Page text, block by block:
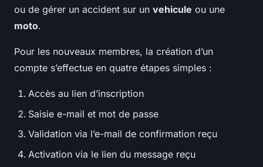
ou de gérer un accident sur un vehicule ou une
moto.
Pour les nouveaux membres, la création d’un
compte s’effectue en quatre étapes simples :
Accès au lien d’inscription
Saisie e-mail et mot de passe
Validation via l’e-mail de confirmation reçu
Activation via le lien du message reçu